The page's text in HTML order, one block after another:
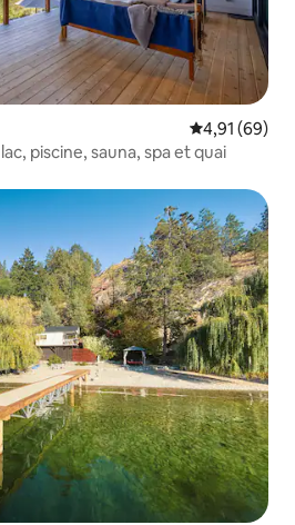
Note
4,91 (69)
piscine, sauna, spa et quai